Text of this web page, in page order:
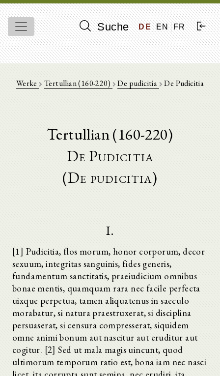
Suche DE EN FR
Werke Tertullian (160-220) De pudicitia De Pudicitia
Tertullian (160-220)
De Pudicitia
(De pudicitia)
I.
[1] Pudicitia, flos morum, honor corporum, decor
sexuum, integritas sanguinis, fides generis,
fundamentum sanctitatis, praeiudicium omnibus
bonae mentis, quamquam rara nec facile perfecta
uixque perpetua, tamen aliquatenus in saeculo
morabatur, si natura praestruxerat, si disciplina
persuaserat, si censura compresserat, siquidem
omne animi bonum aut nascitur aut eruditur aut
cogitur. [2] Sed ut mala magis uincunt, quod
ultimorum temporum ratio est, bona iam nec nasci